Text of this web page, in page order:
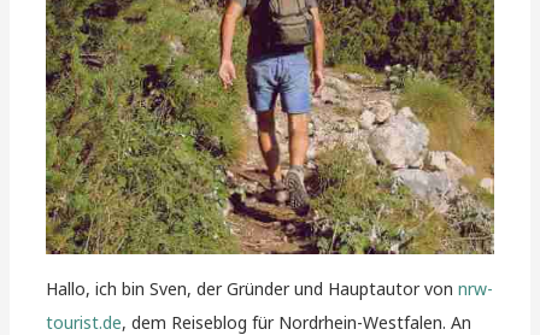
Hallo, ich bin Sven, der Gründer und Hauptautor vonnrw-
tourist.de, dem Reiseblog für Nordrhein-Westfalen. An